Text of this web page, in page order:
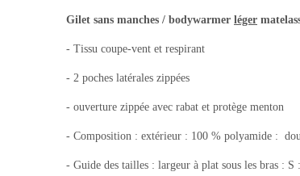
Gilet sans manches / bodywarmer léger
- Tissu coupe-vent et respirant
- 2 poches latérales zippées
- ouverture zippée avec rabat et protège menton
- Composition : extérieur : 100 % polyamide :
- Guide des tailles : largeur à plat sous les bras